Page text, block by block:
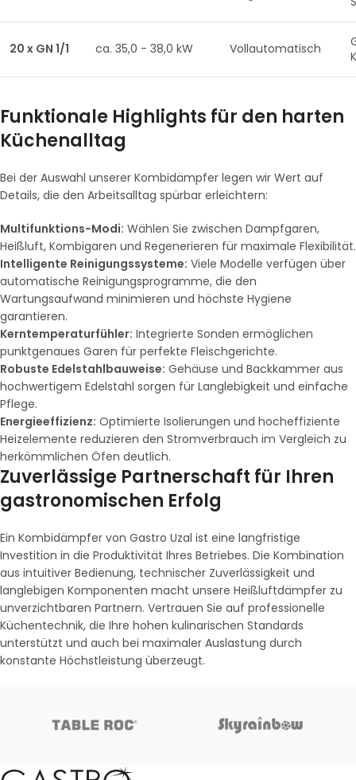
20 x GN 1/1 ca. 35,0 - 38,0 kW Vollautomatisch
Funktionale Highlights für den harten
Küchenalltag
Bei der Auswahl unserer Kombidämpfer legen wir Wert auf
Details, die den Arbeitsalltag spürbar erleichtern:
Multifunktions-Modi: Wählen Sie zwischen Dampfgaren,
Heißluft, Kombigaren und Regenerieren für maximale Flexibilität.
Intelligente Reinigungssysteme: Viele Modelle verfügen über
automatische Reinigungsprogramme, die den
Wartungsaufwand minimieren und höchste Hygiene
garantieren.
Kerntemperaturfühler: Integrierte Sonden ermöglichen
punktgenaues Garen für perfekte Fleischgerichte.
Robuste Edelstahlbauweise: Gehäuse und Backkammer aus
hochwertigem Edelstahl sorgen für Langlebigkeit und einfache
Pflege.
Energieeffizienz: Optimierte Isolierungen und hocheffiziente
Heizelemente reduzieren den Stromverbrauch im Vergleich zu
herkömmlichen Öfen deutlich.
Zuverlässige Partnerschaft für Ihren
gastronomischen Erfolg
Ein Kombidämpfer von Gastro Uzal ist eine langfristige
Investition in die Produktivität Ihres Betriebes. Die Kombination
aus intuitiver Bedienung, technischer Zuverlässigkeit und
langlebigen Komponenten macht unsere Heißluftdämpfer zu
unverzichtbaren Partnern. Vertrauen Sie auf professionelle
Küchentechnik, die Ihre hohen kulinarischen Standards
unterstützt und auch bei maximaler Auslastung durch
konstante Höchstleistung überzeugt.